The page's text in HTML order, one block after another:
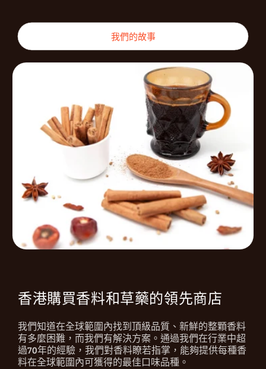
我們的故事
香港購買香料和草藥的領先商店
我們知道在全球範圍內找到頂級品質、新鮮的整顆香料
有多麼困難，而我們有解決方案。通過我們在行業中超
過70年的經驗，我們對香料瞭若指掌，能夠提供每種香
料在全球範圍內可獲得的最佳口味品種。